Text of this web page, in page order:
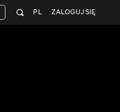
ZALOGUJ SIĘ
PL